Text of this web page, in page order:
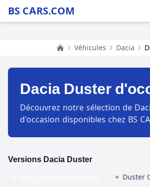
BS CARS.COM
Véhicules Dacia
Dacia Duster
Découvrez notre sélection de
d'occasion disponibles chez BS
Versions Dacia Duster
Duster